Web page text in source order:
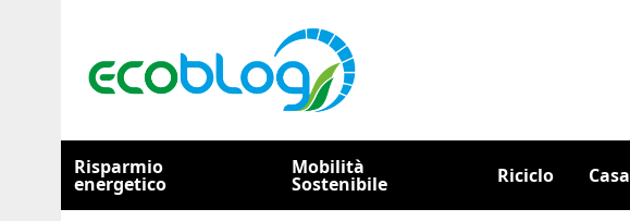
Risparmio
energetico
Mobilità
Sostenibile Riciclo Casa